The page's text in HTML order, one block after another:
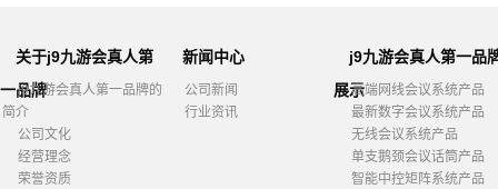
关于j9九游会真人第
一品牌
j9九游会真人第一品牌的
简介
公司文化
经营理念
荣誉资质
新闻中心
公司新闻
行业资讯
j9九游会真人第一品
展示高端网线会议系统产品
最新数字会议系统产品
无线会议系统产品
单支鹅颈会议话筒产品
智能中控矩阵系统产品